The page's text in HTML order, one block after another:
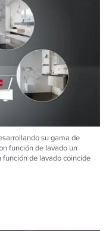
su gama de
función de lavado un
de lavado coincide